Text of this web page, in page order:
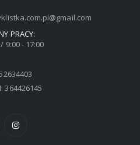
PRACY:
9:00 - 17:00
364426145